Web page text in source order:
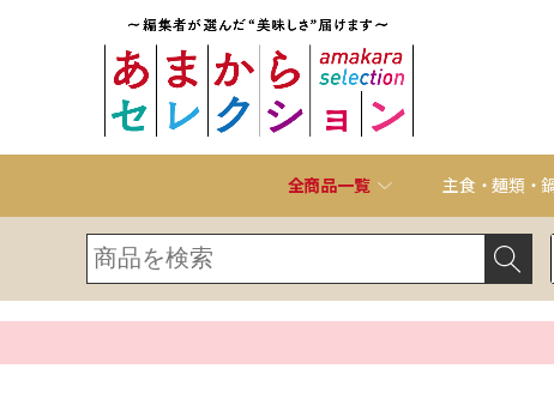
全商品一覧 主食・麺類・